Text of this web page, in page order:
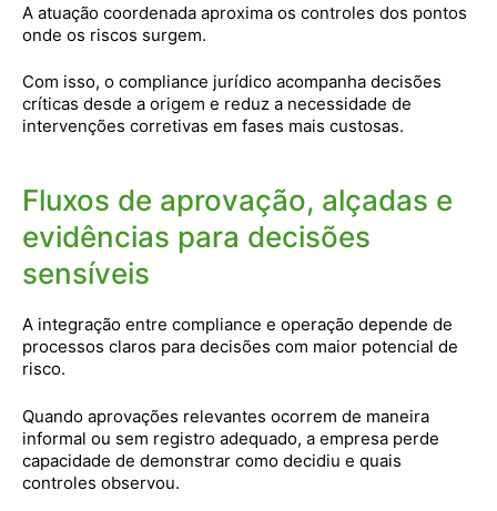
A atuação coordenada aproxima os controles dos pontos
onde os riscos surgem.
Com isso, o compliance jurídico acompanha decisões
críticas desde a origem e reduz a necessidade de
intervenções corretivas em fases mais custosas.
Fluxos de aprovação, alçadas e
evidências para decisões
sensíveis
A integração entre compliance e operação depende de
processos claros para decisões com maior potencial de
risco.
Quando aprovações relevantes ocorrem de maneira
informal ou sem registro adequado, a empresa perde
capacidade de demonstrar como decidiu e quais
controles observou.